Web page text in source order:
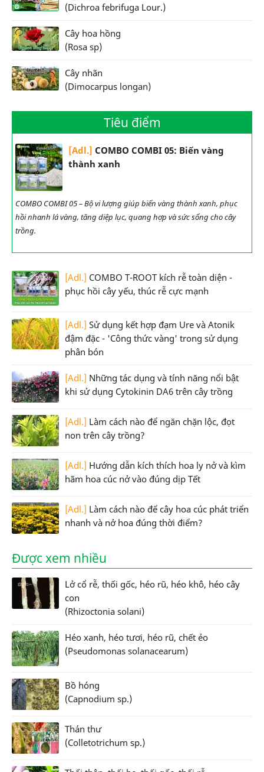
(Dichroa febrifuga Lour.)
Cây hoa hồng
(Rosa sp)
Cây nhãn
(Dimocarpus longan)
Tiêu điểm
[Adl.] COMBO COMBI 05: Biến vàng
thành xanh
COMBO COMBI 05 – Bộ vi lượng giúp biến vàng thành xanh, phục
hồi nhanh lá vàng, tăng diệp lục, quang hợp và sức sống cho cây
trồng.
[Adl.] COMBO T-ROOT kích rễ toàn diện -
phục hồi cây yếu, thúc rễ cực mạnh
[Adl.] Sử dụng kết hợp đạm Ure và Atonik
đậm đặc - 'Công thức vàng' trong sử dụng
phân bón
[Adl.] Những tác dụng và tính năng nổi bật
khi sử dụng Cytokinin DA6 trên cây trồng
[Adl.] Làm cách nào để ngăn chặn lộc, đọt
non trên cây trồng?
[Adl.] Hướng dẫn kích thích hoa ly nở và kìm
hãm hoa cúc nở vào đúng dịp Tết
[Adl.] Làm cách nào để cây hoa cúc phát triển
nhanh và nở hoa đúng thời điểm?
Được xem nhiều
Lở cổ rễ, thối gốc, héo rũ, héo khô, héo cây
con
(Rhizoctonia solani)
Héo xanh, héo tươi, héo rũ, chết ẻo
(Pseudomonas solanacearum)
Bồ hóng
(Capnodium sp.)
Thán thư
(Colletotrichum sp.)